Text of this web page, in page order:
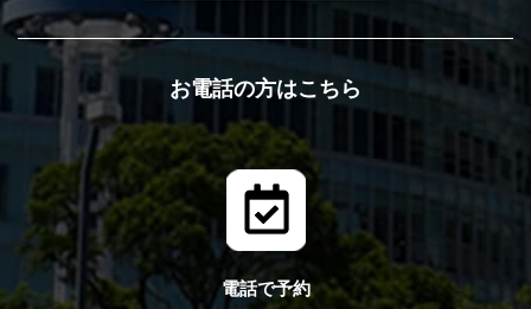
お電話の方はこちら
電話で予約